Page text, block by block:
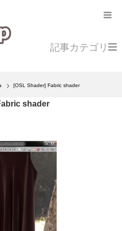
[OSL Shader] Fabric shader
記事カテゴリ
shader